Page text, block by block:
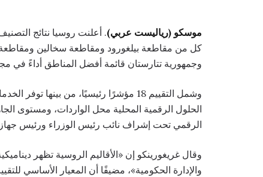
موسكو (رياليست عربي)
كل من مقاطعة بيلغورود ومقاطعة سخالين ومقاطعة
وجمهورية تتارستان قائمة أفضل المناطق أداءً في
وشمل التقييم 18 مؤشرًا رئيسيًا، من
الحلول الرقمية المحلية محل الواردات، ومستوى
الرقمي تحت إشراف نائب رئيس الوزراء ورئيس
وقال غريغورينكو إن «الأقاليم الروسية تظهر
والإدارة الحكومية»، مضيفًا أن المعيار الأساسي